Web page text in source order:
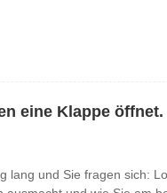
eine Klappe öffnet.
lang und Sie fragen sich: